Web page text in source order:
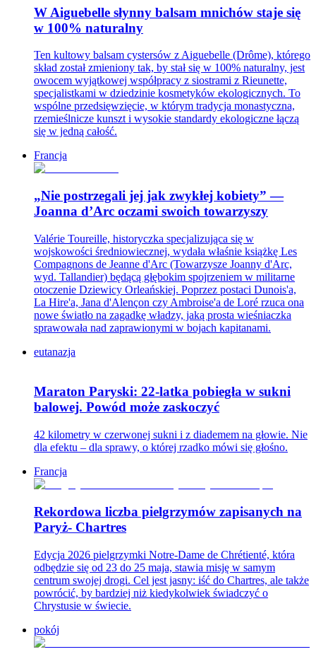
W Aiguebelle słynny balsam mnichów staje się
w 100% naturalny
Ten kultowy balsam cystersów z Aiguebelle (Drôme), którego
skład został zmieniony tak, by stał się w 100% naturalny, jest
owocem wyjątkowej współpracy z siostrami z Rieunette,
specjalistkami w dziedzinie kosmetyków ekologicznych. To
wspólne przedsięwzięcie, w którym tradycja monastyczna,
rzemieślnicze kunszt i wysokie standardy ekologiczne łączą
się w jedną całość.
Francja
„Nie postrzegali jej jak zwykłej kobiety” —
Joanna d’Arc oczami swoich towarzyszy
Valérie Toureille, historyczka specjalizująca się w
wojskowości średniowiecznej, wydała właśnie książkę Les
Compagnons de Jeanne d'Arc (Towarzysze Joanny d'Arc,
wyd. Tallandier) będącą głębokim spojrzeniem w militarne
otoczenie Dziewicy Orleańskiej. Poprzez postaci Dunois'a,
La Hire'a, Jana d'Alençon czy Ambroise'a de Loré rzuca ona
nowe światło na zagadkę władzy, jaką prosta wieśniaczka
sprawowała nad zaprawionymi w bojach kapitanami.
eutanazja
Maraton Paryski: 22-latka pobiegła w sukni
balowej. Powód może zaskoczyć
42 kilometry w czerwonej sukni i z diademem na głowie. Nie
dla efektu – dla sprawy, o której rzadko mówi się głośno.
Francja
Rekordowa liczba pielgrzymów zapisanych na
Paryż- Chartres
Edycja 2026 pielgrzymki Notre-Dame de Chrétienté, która
odbędzie się od 23 do 25 maja, stawia misję w samym
centrum swojej drogi. Cel jest jasny: iść do Chartres, ale także
powrócić, by bardziej niż kiedykolwiek świadczyć o
Chrystusie w świecie.
pokój